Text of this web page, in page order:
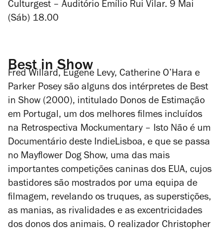
Culturgest – Auditório Emílio Rui Vilar. 9 Mai
(Sáb) 18.00
Best in Show
Fred Willard, Eugene Levy, Catherine O’Hara e
Parker Posey são alguns dos intérpretes de Best
in Show (2000), intitulado Donos de Estimação
em Portugal, um dos melhores filmes incluídos
na Retrospectiva Mockumentary – Isto Não é um
Documentário deste IndieLisboa, e que se passa
no Mayflower Dog Show, uma das mais
importantes competições caninas dos EUA, cujos
bastidores são mostrados por uma equipa de
filmagem, revelando os truques, as superstições,
as manias, as rivalidades e as excentricidades
dos donos dos animais. O realizador Christopher